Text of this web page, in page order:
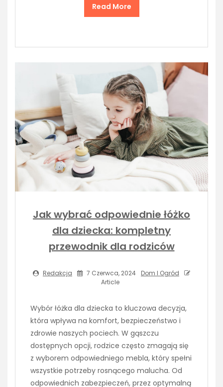
Read More
Jak wybrać odpowiednie łóżko
dla dziecka: kompletny
przewodnik dla rodziców
Redakcja 7 Czerwca, 2024
Dom I Ogród
Article
Wybór łóżka dla dziecka to kluczowa decyzja,
która wpływa na komfort, bezpieczeństwo i
zdrowie naszych pociech. W gąszczu
dostępnych opcji, rodzice często zmagają się
z wyborem odpowiedniego mebla, który spełni
wszystkie potrzeby rosnącego malucha. Od
odpowiednich zabezpieczeń, przez optymalną